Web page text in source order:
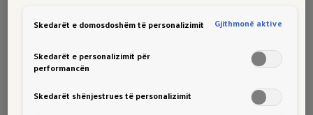
T-Cross mePark Assist,e cila është opsionale
nga Life, jo vetëm që mund t'ju tregojë nëse një
vend parkimi është mjaft i madh ndërsa kaloni –
Deri në një shpejtësi
prej 40 km/h, Park Assist kërkon vazhdimisht
Skedarët e domosdoshëm të personalizimit Gjithmonë aktive
Skedarët e personalizimit për
performancën
Skedarët shënjestrues të personalizimit